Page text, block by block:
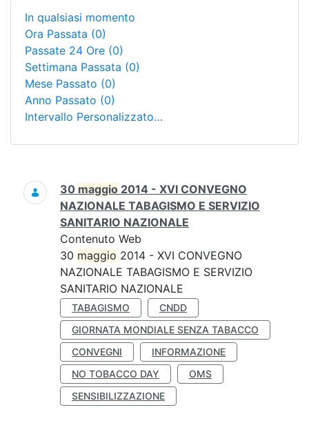
In qualsiasi momento
Ora Passata (0)
Passate 24 Ore (0)
Settimana Passata (0)
Mese Passato (0)
Anno Passato (0)
Intervallo Personalizzato…
Ricerca
30 maggio 2014 - XVI CONVEGNO
NAZIONALE TABAGISMO E SERVIZIO
SANITARIO NAZIONALE
Contenuto Web
30 maggio 2014 - XVI CONVEGNO
NAZIONALE TABAGISMO E SERVIZIO
SANITARIO NAZIONALE
TABAGISMO
CNDD
GIORNATA MONDIALE SENZA TABACCO
CONVEGNI
INFORMAZIONE
NO TOBACCO DAY
OMS
SENSIBILIZZAZIONE